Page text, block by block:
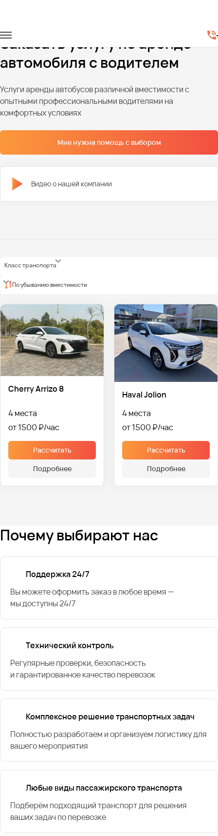
Заказать услугу по аренде
автомобиля с водителем
Услуги аренды автобусов различной вместимости с
опытными профессиональными водителями на
комфортных условиях
Мне нужна помощь с выбором
Видео о нашей компании
Класс транспорта
По убыванию вместимости
Cherry Arrizo 8
4 места
от 1500 ₽
Рассчитать
Подробнее
Haval Jolion
4 места
от 1500 ₽
Рассчитать
Подробнее
Почему выбирают нас
Поддержка 24/7
Вы можете оформить заказ в любое время —
мы доступны 24/7
Технический контроль
Регулярные проверки, безопасность
и гарантированное качество перевозок
Комплексное решение транспортных задач
Полностью разработаем и организуем логистику для
вашего мероприятия
Любые виды пассажирского транспорта
Подберём подходящий транспорт для решения
ваших задач по перевозке